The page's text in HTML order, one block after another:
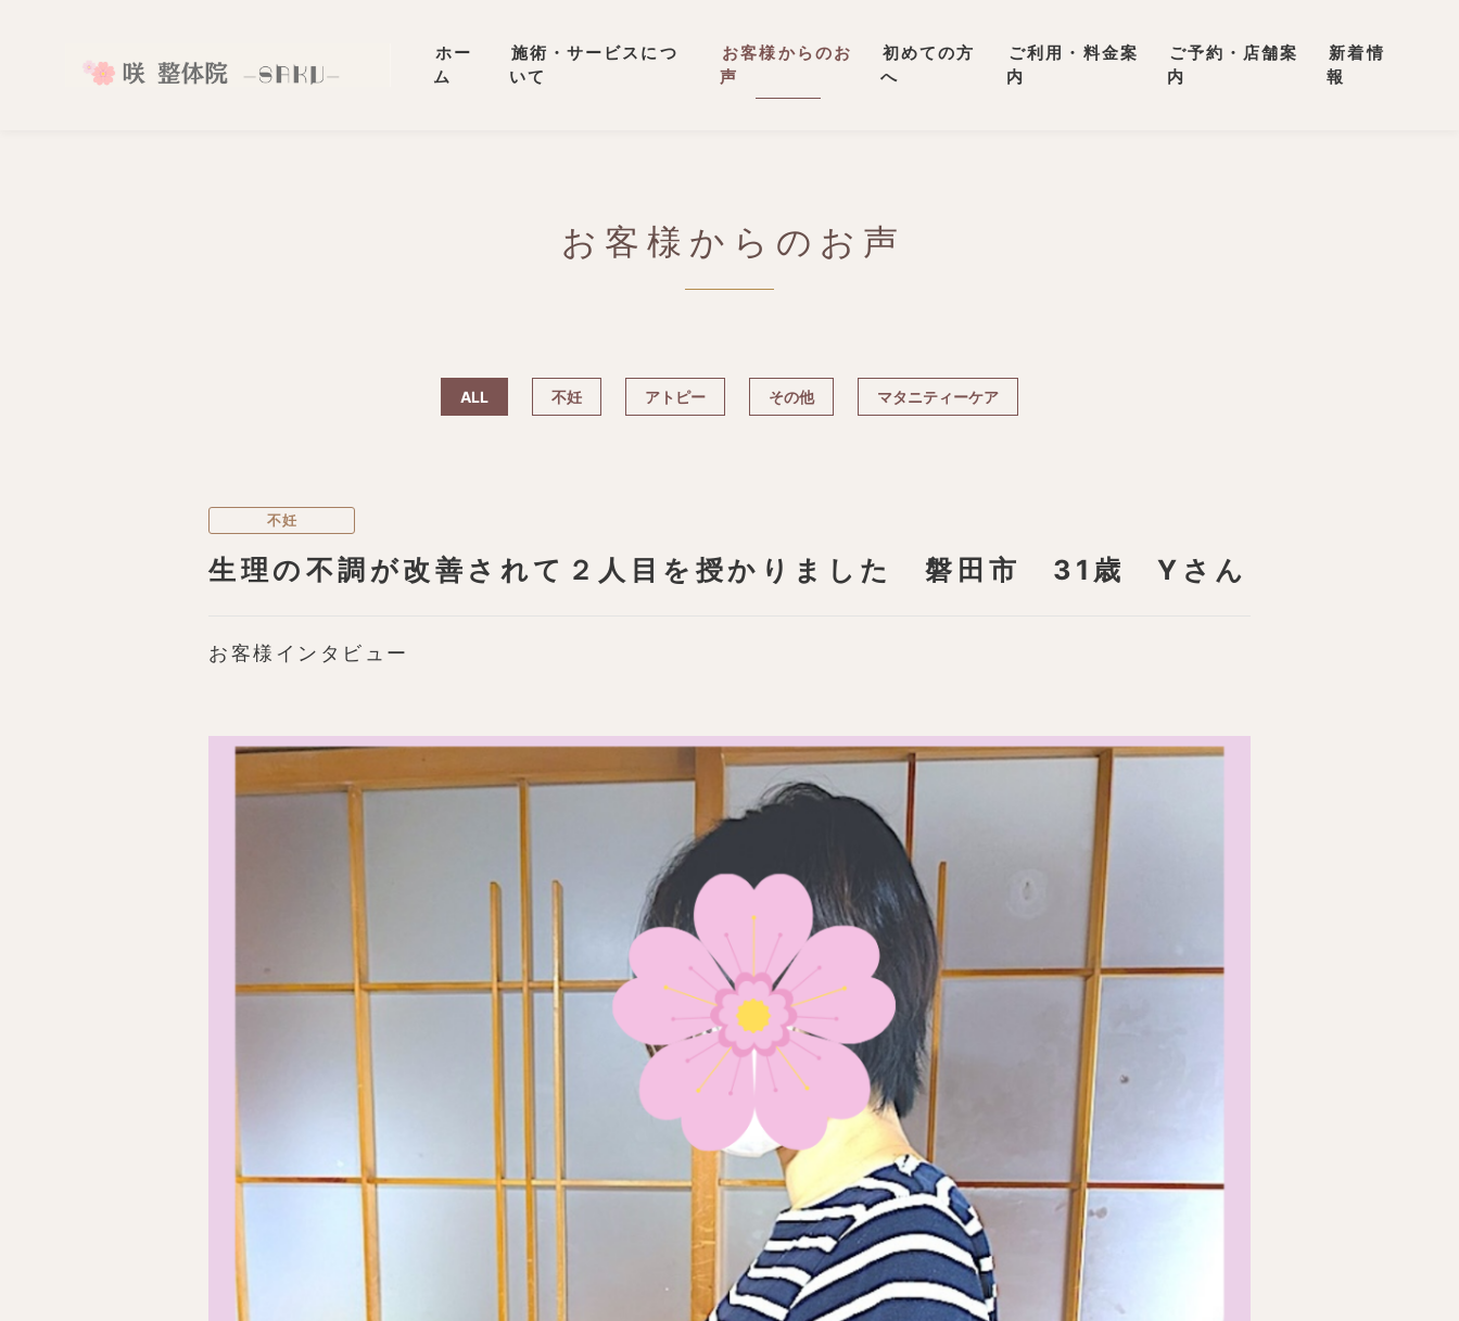
ホー
ム
施術・サービスにつ
いて
お客様からのお
声
初めての方
へ
ご利用・料金案
内
ご予約・店舗案
内
新着情
報
お客様からのお声
ALL 不妊 アトピー その他 マタニティーケア
不妊
生理の不調が改善されて２人目を授かりました 磐田市 31歳 Yさん
お客様インタビュー